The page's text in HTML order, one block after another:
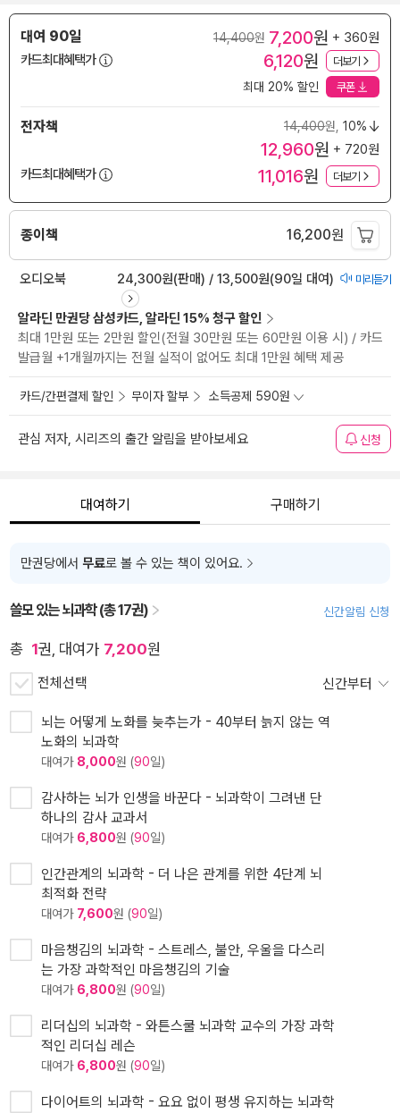
대여 90일 14,400원 7,200원 + 360원
카드최대혜택가
6,120원 더보기
최대 20% 할인 쿠폰
전자책 14,400원, 10%
12,960원 + 720원
카드최대혜택가
11,016원 더보기
종이책 16,200원
오디오북 24,300원(판매) / 13,500원(90일 대여) 미리듣기
알라딘 만권당 삼성카드, 알라딘 15% 청구 할인
최대 1만원 또는 2만원 할인(전월 30만원 또는 60만원 이용 시) / 카드
발급월 +1개월까지는 전월 실적이 없어도 최대 1만원 혜택 제공
카드/간편결제 할인 무이자 할부 소득공제 590원
관심 저자, 시리즈의 출간 알림을 받아보세요 신청
대여하기 구매하기
만권당에서 무료로 볼 수 있는 책이 있어요.
쓸모 있는 뇌과학 (총 17권) 신간알림 신청
총 1권, 대여가 7,200원
전체선택 신간부터
뇌는 어떻게 노화를 늦추는가 - 40부터 늙지 않는 역
노화의 뇌과학
대여가 8,000원 (90일)
감사하는 뇌가 인생을 바꾼다 - 뇌과학이 그려낸 단
하나의 감사 교과서
대여가 6,800원 (90일)
인간관계의 뇌과학 - 더 나은 관계를 위한 4단계 뇌
최적화 전략
대여가 7,600원 (90일)
마음챙김의 뇌과학 - 스트레스, 불안, 우울을 다스리
는 가장 과학적인 마음챙김의 기술
대여가 6,800원 (90일)
리더십의 뇌과학 - 와튼스쿨 뇌과학 교수의 가장 과학
적인 리더십 레슨
대여가 6,800원 (90일)
다이어트의 뇌과학 - 요요 없이 평생 유지하는 뇌과학